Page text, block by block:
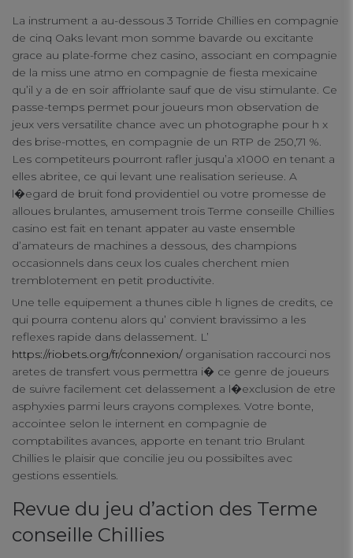
La instrument a au-dessous 3 Torride Chillies en compagnie
de cinq Oaks levant mon somme bavarde ou excitante
grace au plate-forme chez casino, associant en compagnie
de la miss une atmo en compagnie de fiesta mexicaine
qu’il y a de en soir affriolante sauf que de visu stimulante. Ce
passe-temps permet pour joueurs mon observation de
jeux vers versatilite chance avec un photographe pour h x
des brise-mottes, en compagnie de un RTP de 250,71 %.
Les competiteurs pourront rafler jusqu’a x1000 en tenant a
elles abritee, ce qui levant une realisation serieuse. A
l�egard de bruit fond providentiel ou votre promesse de
alloues brulantes, amusement trois Terme conseille Chillies
casino est fait en tenant appater au vaste ensemble
d’amateurs de machines a dessous, des champions
occasionnels dans ceux los cuales cherchent mien
tremblotement en petit productivite.
Une telle equipement a thunes cible h lignes de credits, ce
qui pourra contenu alors qu’ convient bravissimo a les
reflexes rapide dans delassement. L’
https://riobets.org/fr/connexion/organisation raccourci nos
aretes de transfert vous permettra i� ce genre de joueurs
de suivre facilement cet delassement a l�exclusion de etre
asphyxies parmi leurs crayons complexes. Votre bonte,
accointee selon le internent en compagnie de
comptabilites avances, apporte en tenant trio Brulant
Chillies le plaisir que concilie jeu ou possibiltes avec
gestions essentiels.
Revue du jeu d’action des Terme
conseille Chillies
connect
contact us